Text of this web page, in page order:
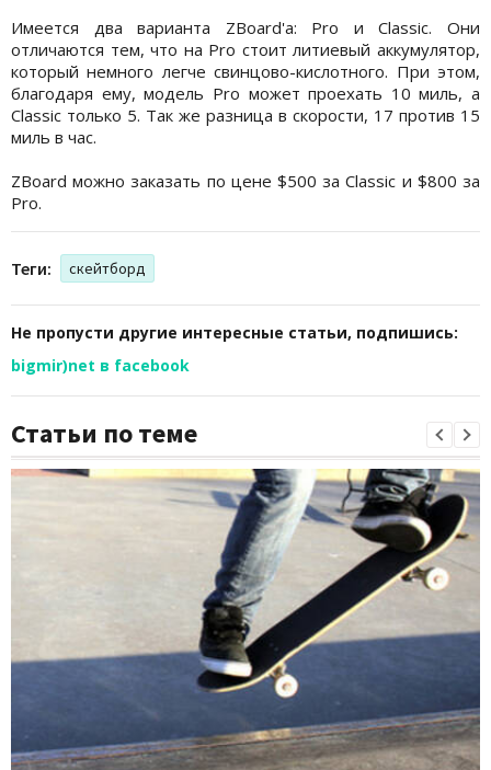
Имеется два варианта ZBoard'а: Pro и Classic. Они
отличаются тем, что на Pro стоит литиевый аккумулятор,
который немного легче свинцово-кислотного. При этом,
благодаря ему, модель Pro может проехать 10 миль, а
Classic только 5. Так же разница в скорости, 17 против 15
миль в час.
ZBoard можно заказать по цене $500 за Classic и $800 за
Pro.
Теги: скейтборд
Не пропусти другие интересные статьи, подпишись:
bigmir)net в facebook
Статьи по теме